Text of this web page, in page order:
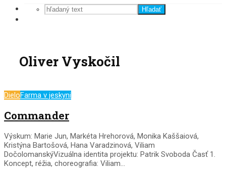
Hľadať
Oliver Vyskočil
DieloFarma v jeskyni
Commander
Výskum: Marie Jun, Markéta Hrehorová, Monika Kaššaiová,
Kristýna Bartošová, Hana Varadzinová, Viliam
DočolomanskýVizuálna identita projektu: Patrik Svoboda Časť 1.
Koncept, réžia, choreografia: Viliam...